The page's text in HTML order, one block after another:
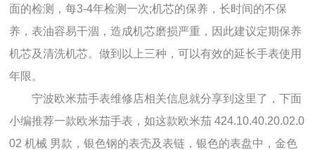
面的检测，每3-4年检测一次;机芯的保养，长时间的不保
养，表油容易干涸，造成机芯磨损严重，因此建议定期保养
机芯及清洗机芯。做到以上三种，可以有效的延长手表使用
年限。
宁波欧米茄手表维修店相关信息就分享到这里了，下面
小编推荐一款欧米茄手表，如这款欧米茄 424.10.40.20.02.0
02 机械 男款，银色钢的表壳及表链，银色的表盘中，金色